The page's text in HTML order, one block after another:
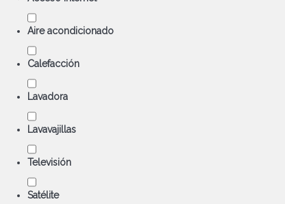
Aire acondicionado
Calefacción
Lavadora
Lavavajillas
Televisión
Satélite